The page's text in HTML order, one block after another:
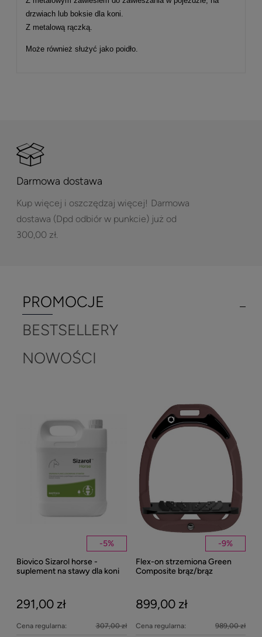
drzwiach lub boksie dla koni.
Z metalową rączką.
Może również służyć jako poidło.
Darmowa dostawa
Kup więcej i oszczędzaj więcej! Darmowa
dostawa (Dpd odbiór w punkcie) już od
300,00 zł.
PROMOCJE
NOWOŚCI
BESTSELLERY
-5%
Biovico Sizarol horse -
suplement na stawy dla koni
291,00 zł
Cena regularna: 307,00 zł
-9%
Flex-on strzemiona Green
Composite brąz/brąz
899,00 zł
Cena regularna: 989,00 zł